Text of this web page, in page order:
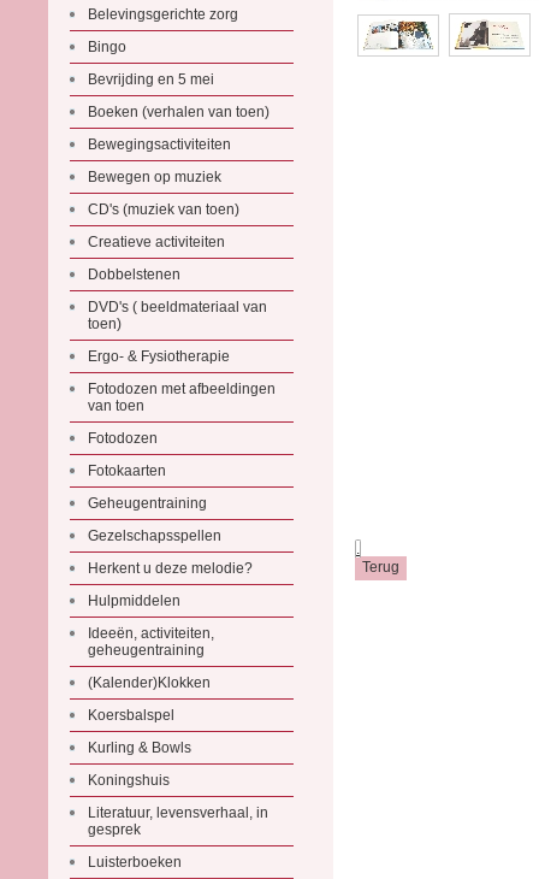
Belevingsgerichte zorg
Bingo
Bevrijding en 5 mei
Boeken (verhalen van toen)
Bewegingsactiviteiten
Bewegen op muziek
CD's (muziek van toen)
Creatieve activiteiten
Dobbelstenen
DVD's ( beeldmateriaal van
toen)
Ergo- & Fysiotherapie
Fotodozen met afbeeldingen
van toen
Fotodozen
Fotokaarten
Geheugentraining
Gezelschapsspellen
Herkent u deze melodie?
Hulpmiddelen
Ideeën, activiteiten,
geheugentraining
(Kalender)Klokken
Koersbalspel
Kurling & Bowls
Koningshuis
Literatuur, levensverhaal, in
gesprek
Luisterboeken
.